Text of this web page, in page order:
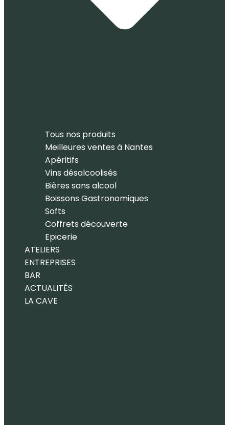
Tous nos produits
Meilleures ventes à Nantes
Apéritifs
Vins désalcoolisés
Bières sans alcool
Boissons Gastronomiques
Softs
Coffrets découverte
Epicerie
ATELIERS
ENTREPRISES
BAR
ACTUALITÉS
LA CAVE